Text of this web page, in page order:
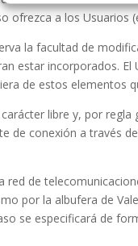
ofrezca a los Usuarios
la facultad de
estar incorporados.
de estos elementos
libre y, por
de conexión a través
red de
por la albufera de
se especificará de